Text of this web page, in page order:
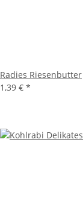
Radies Riesenbutter
1,39 € *